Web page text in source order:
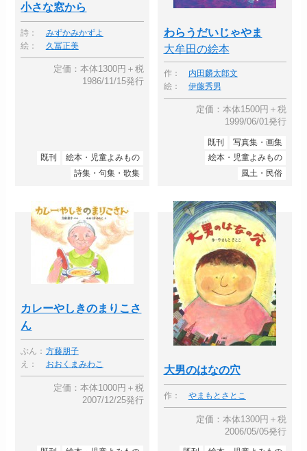
小さな窓から
詩：
みずかみかずよ
絵：
久冨正美
定価：本体1300円＋税
1986/11/15発行
既刊
絵本・児童よみもの
詩集・句集・歌集
わらうだいじゃやま
大牟田の絵本
作：
内田麟太郎文
絵：
伊藤秀男
定価：本体1500円＋税
1999/06/01発行
既刊
写真集・画集
絵本・児童よみもの
風土・民俗
カレーやしきのまりこさ
ん
ぶん： 方藤朋子
え：
おおくまみわこ
定価：本体1000円＋税
2007/12/25発行
大男のはなの穴
作： やまもとさとこ
定価：本体1300円＋税
2006/05/05発行